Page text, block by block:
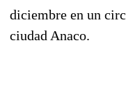
diciembre en un
ciudad Anaco.